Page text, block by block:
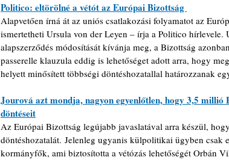
Politico: eltörölné a vétót az Európai Bizottság
Alapvetően írná át az uniós csatlakozási folyamatot az
ismertetheti Ursula von der Leyen – írja a Politico
alapszerződés módosítását kívánja meg, a Bizottság
passerelle klauzula eddig is lehetőséget adott arra, hogy
helyett minősített többségi döntéshozatallal határozzanak
Jourová azt mondja, nagyon egyenlőtlen, hogy 3,5 millió
döntéseit
Az Európai Bizottság legújabb javaslatával arra készül,
döntéshozatalát. Jelenleg ugyanis külpolitikai ügyben csak
kormányfők, ami biztosította a vétózás lehetőségét Orbán